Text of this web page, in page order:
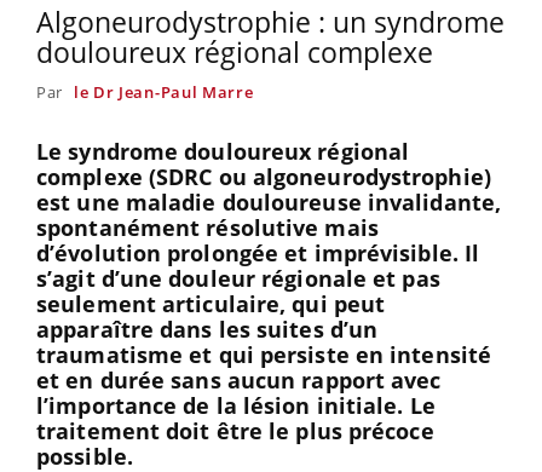
Algoneurodystrophie : un syndrome
douloureux régional complexe
Par le Dr Jean-Paul Marre
Le syndrome douloureux régional
complexe (SDRC ou algoneurodystrophie)
est une maladie douloureuse invalidante,
spontanément résolutive mais
d’évolution prolongée et imprévisible. Il
s’agit d’une douleur régionale et pas
seulement articulaire, qui peut
apparaître dans les suites d’un
traumatisme et qui persiste en intensité
et en durée sans aucun rapport avec
l’importance de la lésion initiale. Le
traitement doit être le plus précoce
possible.